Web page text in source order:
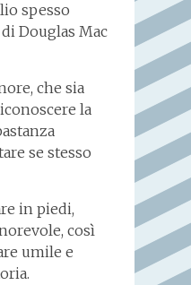
spesso
Douglas Mac
che sia
la
se stesso
in piedi,
così
umile e